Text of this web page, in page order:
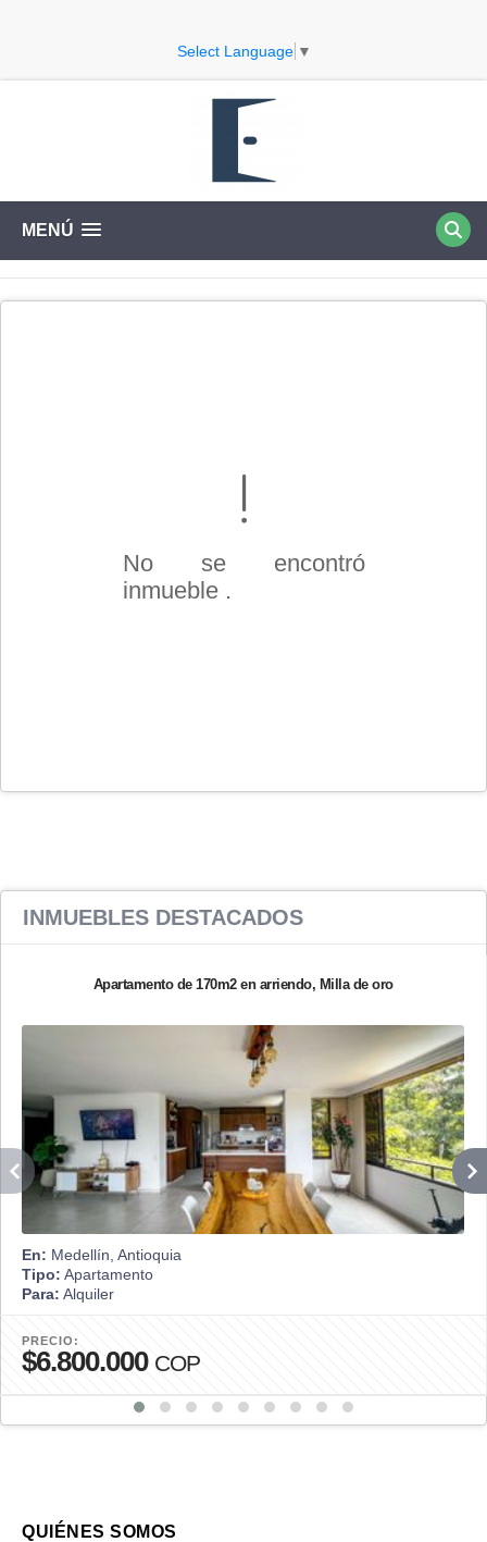
Select Language ▼
MENÚ
No se encontró
inmueble .
INMUEBLES DESTACADOS
Apartamento de 170m2 en arriendo, Milla de oro
En: Medellín, Antioquia
Tipo: Apartamento
Para: Alquiler
PRECIO:
$6.800.000 COP
QUIÉNES SOMOS